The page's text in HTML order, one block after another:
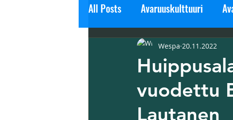
All Posts Avaruuskulttuuri
Tilanneraportti Kokemukset
Salaisuudet ja Mysteerit
vuodettu
Lautanen
Wespa 20.11.2022